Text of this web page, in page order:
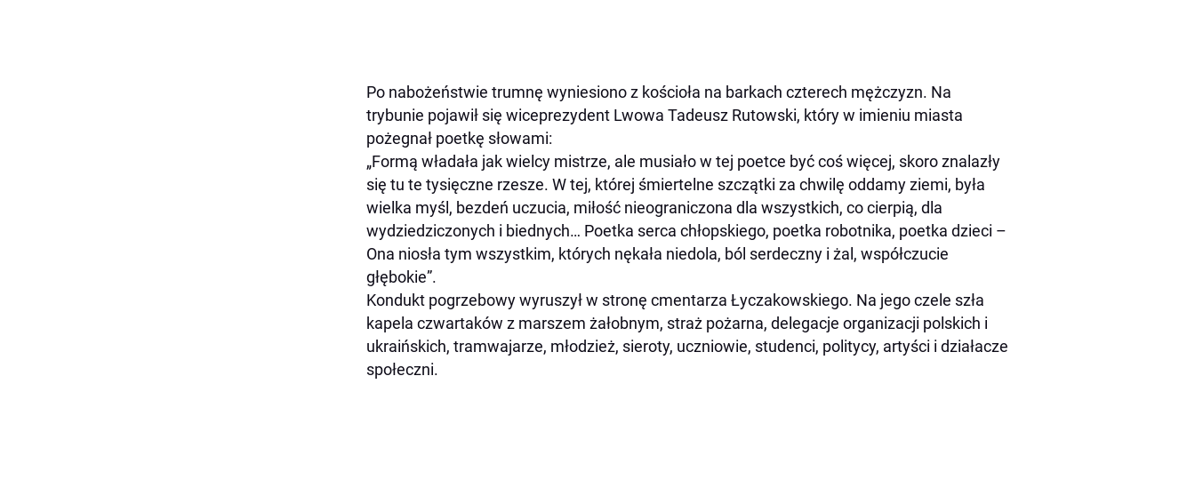
Po nabożeństwie trumnę wyniesiono z kościoła na barkach czterech mężczyzn. Na
trybunie pojawił się wiceprezydent Lwowa Tadeusz Rutowski, który w imieniu miasta
pożegnał poetkę słowami:
„Formą władała jak wielcy mistrze, ale musiało w tej poetce być coś więcej, skoro znalazły
się tu te tysięczne rzesze. W tej, której śmiertelne szczątki za chwilę oddamy ziemi, była
wielka myśl, bezdeń uczucia, miłość nieograniczona dla wszystkich, co cierpią, dla
wydziedziczonych i biednych… Poetka serca chłopskiego, poetka robotnika, poetka dzieci –
Ona niosła tym wszystkim, których nękała niedola, ból serdeczny i żal, współczucie
głębokie”.
Kondukt pogrzebowy wyruszył w stronę cmentarza Łyczakowskiego. Na jego czele szła
kapela czwartaków z marszem żałobnym, straż pożarna, delegacje organizacji polskich i
ukraińskich, tramwajarze, młodzież, sieroty, uczniowie, studenci, politycy, artyści i działacze
społeczni.